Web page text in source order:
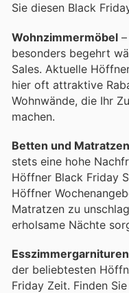
Sie diesen Black
Wohnzimmermöbel
besonders begehrt
Sales. Aktuelle
hier oft attraktive
Wohnwände, die Ihr
machen.
Betten und Matratzen
stets eine hohe
Höffner Black Friday
Höffner
Matratzen zu
erholsame Nächte
Esszimmergarnituren
der beliebtesten
Friday Zeit. Finden